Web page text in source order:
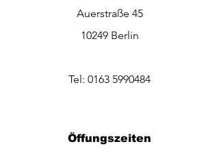
Auerstraße 45
10249 Berlin
Tel: 0163 5990484
Öffungszeiten